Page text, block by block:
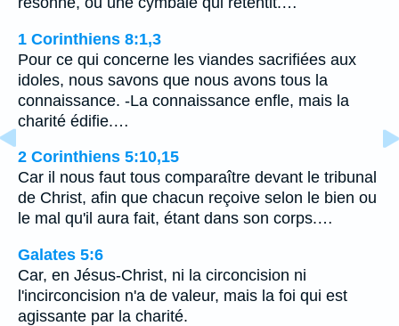
1 Corinthiens 8:1,3
Pour ce qui concerne les viandes sacrifiées aux
idoles, nous savons que nous avons tous la
connaissance. -La connaissance enfle, mais la
charité édifie.…
2 Corinthiens 5:10,15
Car il nous faut tous comparaître devant le tribunal
de Christ, afin que chacun reçoive selon le bien ou
le mal qu'il aura fait, étant dans son corps.…
Galates 5:6
Car, en Jésus-Christ, ni la circoncision ni
l'incirconcision n'a de valeur, mais la foi qui est
agissante par la charité.